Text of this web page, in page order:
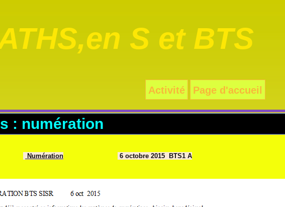
S et BTS
Activité Page d'accueil
: numération
Numération 6 octobre 2015 BTS1 A